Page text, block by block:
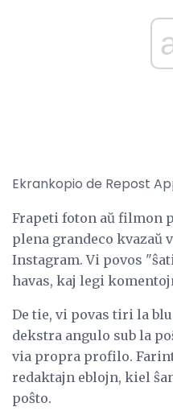
Ekrankopio de Repost
Frapeti foton aŭ filmon
plena grandeco kvazaŭ
Instagram. Vi povos
havas, kaj legi
De tie, vi povas tiri la
dekstra angulo sub la
via propra profilo.
redaktajn eblojn, kiel
poŝto.